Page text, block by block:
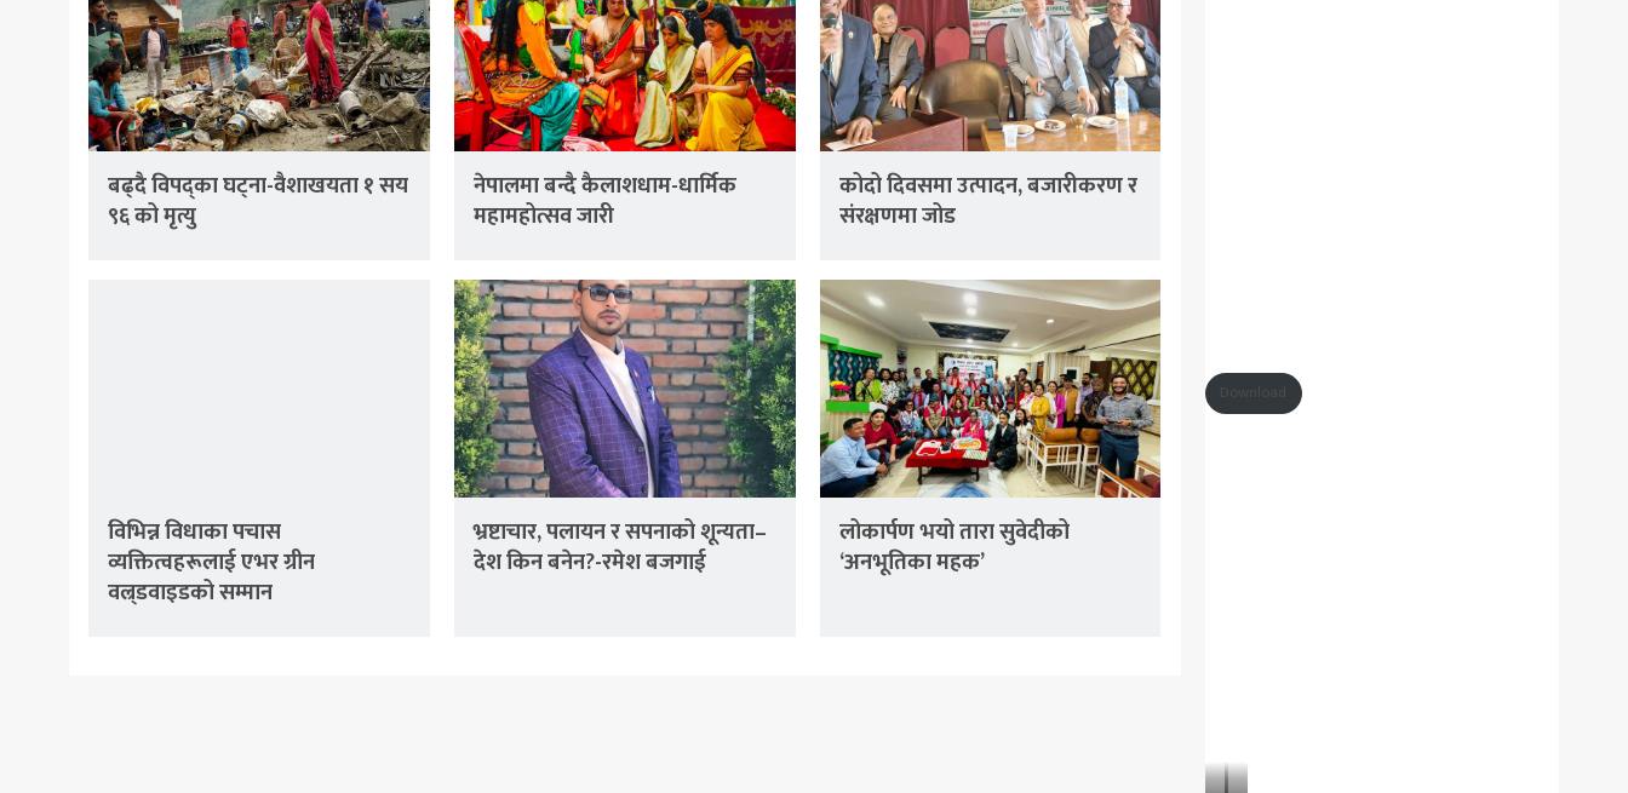
बढ्दै विपद्का घट्ना-वैशाखयता १ सय
९६ को मृत्यु
नेपालमा बन्दै कैलाशधाम-धार्मिक
महामहोत्सव जारी
कोदो दिवसमा उत्पादन, बजारीकरण र
संरक्षणमा जोड
विभिन्न विधाका पचास
व्यक्तित्वहरूलाई एभर ग्रीन
वल्र्डवाइडको सम्मान
भ्रष्टाचार, पलायन र सपनाको शून्यता–
देश किन बनेन?-रमेश बजगाई
लोकार्पण भयो तारा सुवेदीको
‘अनभूतिका महक’
Download